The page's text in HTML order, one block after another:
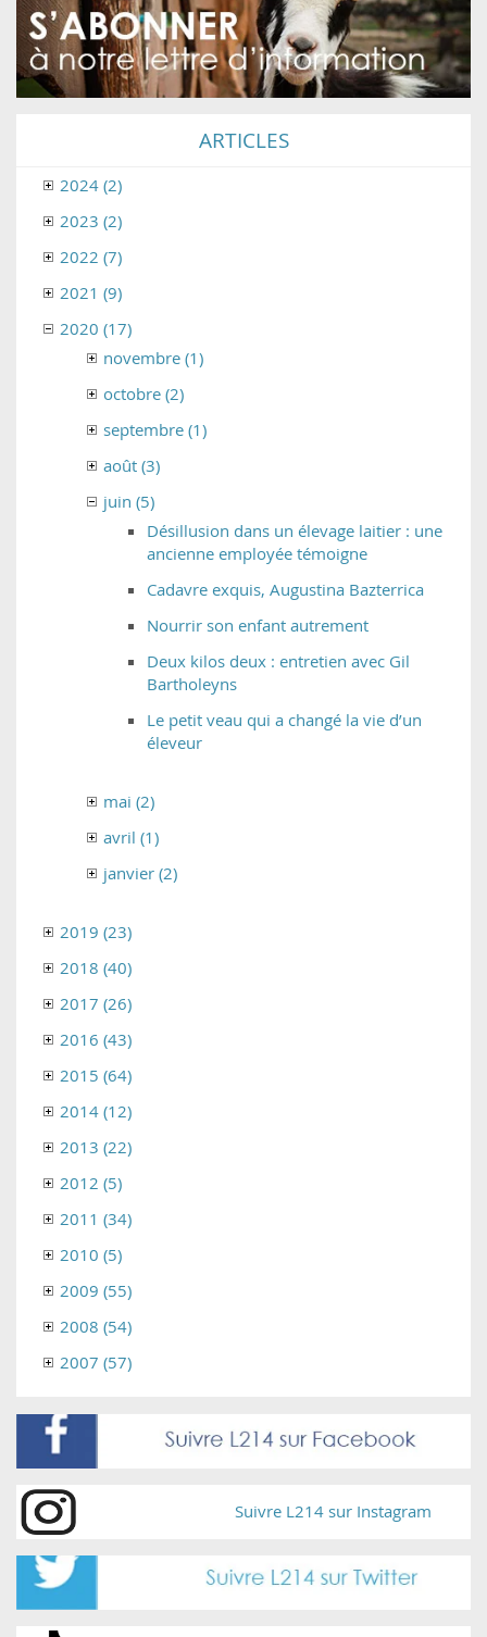
ARTICLES
2024 (2)
2023 (2)
2022 (7)
2021 (9)
2020 (17)
novembre (1)
octobre (2)
septembre (1)
août (3)
juin (5)
Désillusion dans un élevage laitier : une
ancienne employée témoigne
Cadavre exquis, Augustina Bazterrica
Nourrir son enfant autrement
Deux kilos deux : entretien avec Gil
Bartholeyns
Le petit veau qui a changé la vie d’un
éleveur
mai (2)
avril (1)
janvier (2)
2019 (23)
2018 (40)
2017 (26)
2016 (43)
2015 (64)
2014 (12)
2013 (22)
2012 (5)
2011 (34)
2010 (5)
2009 (55)
2008 (54)
2007 (57)
Suivre L214 sur Instagram